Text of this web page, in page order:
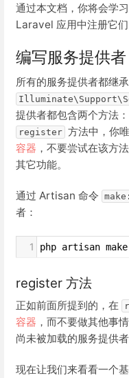
通过本文档，你将会学
Laravel 应用中注册它们
编写服务提供者
所有的服务提供者都继
提供者都包含两个方法：
register 方法中，你
容器 ，不要尝试在该方
其它功能。
通过 Artisan 命令
者：
1 php artisan
register 方法
正如前面所提到的，在
容器 ，而不要做其他事
尚未被加载的服务提供者
现在让我们来看看一个